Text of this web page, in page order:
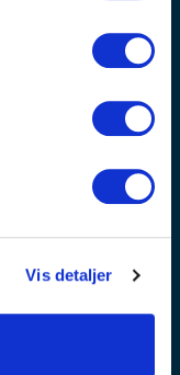
Vis detaljer
er
og
og events